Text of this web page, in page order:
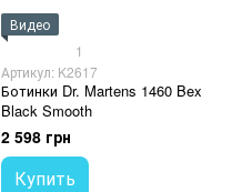
Видео
1
Артикул: K2617
Ботинки Dr. Martens 1460 Bex
Black Smooth
2 598 грн
Купить